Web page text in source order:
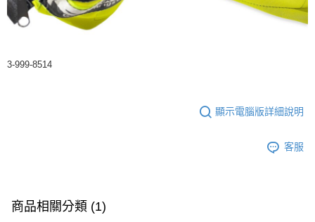
3-999-8514
顯示電腦版詳細說明
客服
商品相關分類 (1)